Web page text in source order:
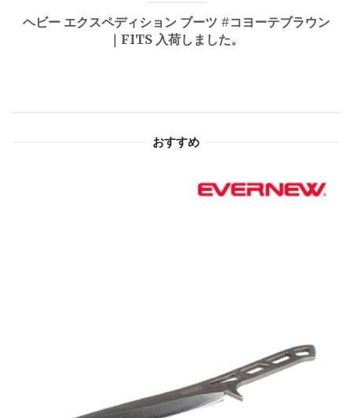
ヘビー エクスペディション ブーツ #コヨーテブラウン
｜FITS 入荷しました。
おすすめ